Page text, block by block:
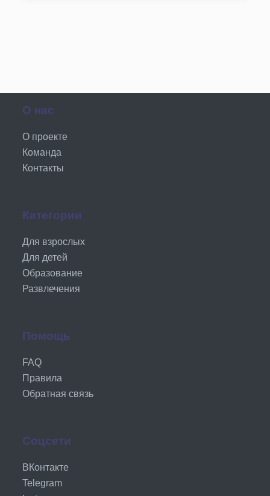
О нас
О проекте
Команда
Контакты
Категории
Для взрослых
Для детей
Образование
Развлечения
Помощь
FAQ
Правила
Обратная связь
Соцсети
ВКонтакте
Telegram